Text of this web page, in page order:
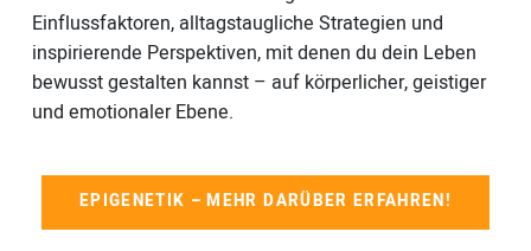
Einflussfaktoren, alltagstaugliche Strategien und
inspirierende Perspektiven, mit denen du dein Leben
bewusst gestalten kannst – auf körperlicher, geistiger
und emotionaler Ebene.
EPIGENETIK – MEHR DARÜBER ERFAHREN!